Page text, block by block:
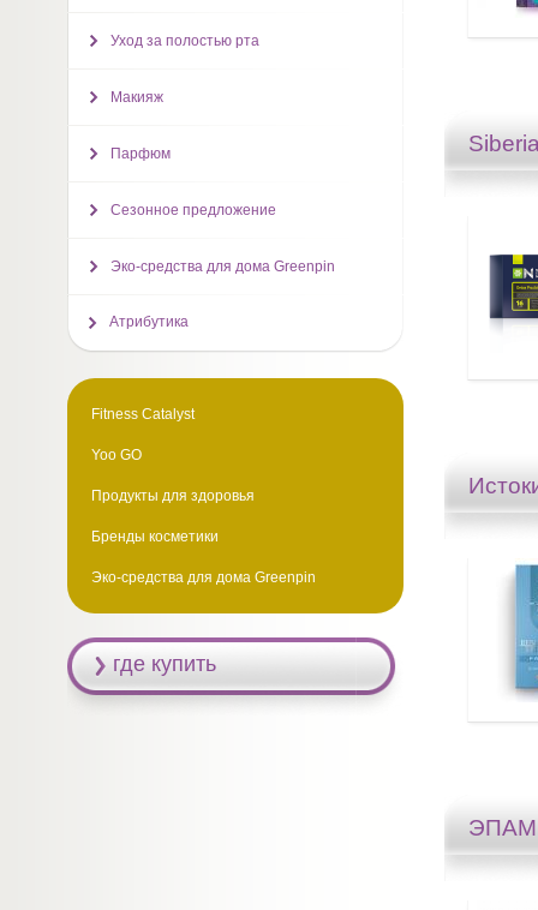
Уход за полостью рта
Макияж
Парфюм
Сезонное предложение
Эко-средства для дома Greenpin
Атрибутика
Fitness Catalyst
Yoo GO
Продукты для здоровья
Бренды косметики
Эко-средства для дома Greenpin
где купить